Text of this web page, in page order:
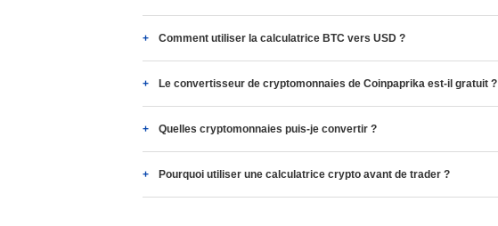
Comment utiliser la calculatrice BTC vers USD ?
Le convertisseur de cryptomonnaies de Coinpaprika est-il gratuit ?
Quelles cryptomonnaies puis-je convertir ?
Pourquoi utiliser une calculatrice crypto avant de trader ?